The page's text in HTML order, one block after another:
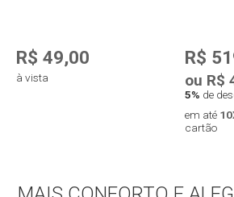
R$ 49,00
à vista
R$
ou R$
5% de
em até
cartão